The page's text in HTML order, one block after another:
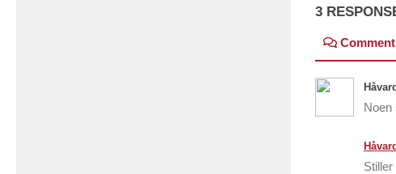
3
Noen
Håvard
Stiller